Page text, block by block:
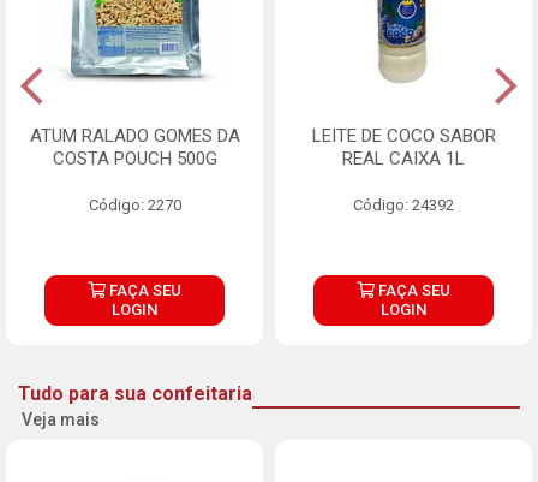
ATUM RALADO GOMES DA
COSTA POUCH 500G
Código: 2270
FAÇA SEU
LOGIN
LEITE DE COCO SABOR
REAL CAIXA 1L
Código: 24392
FAÇA SEU
LOGIN
Tudo para sua confeitaria
Veja mais